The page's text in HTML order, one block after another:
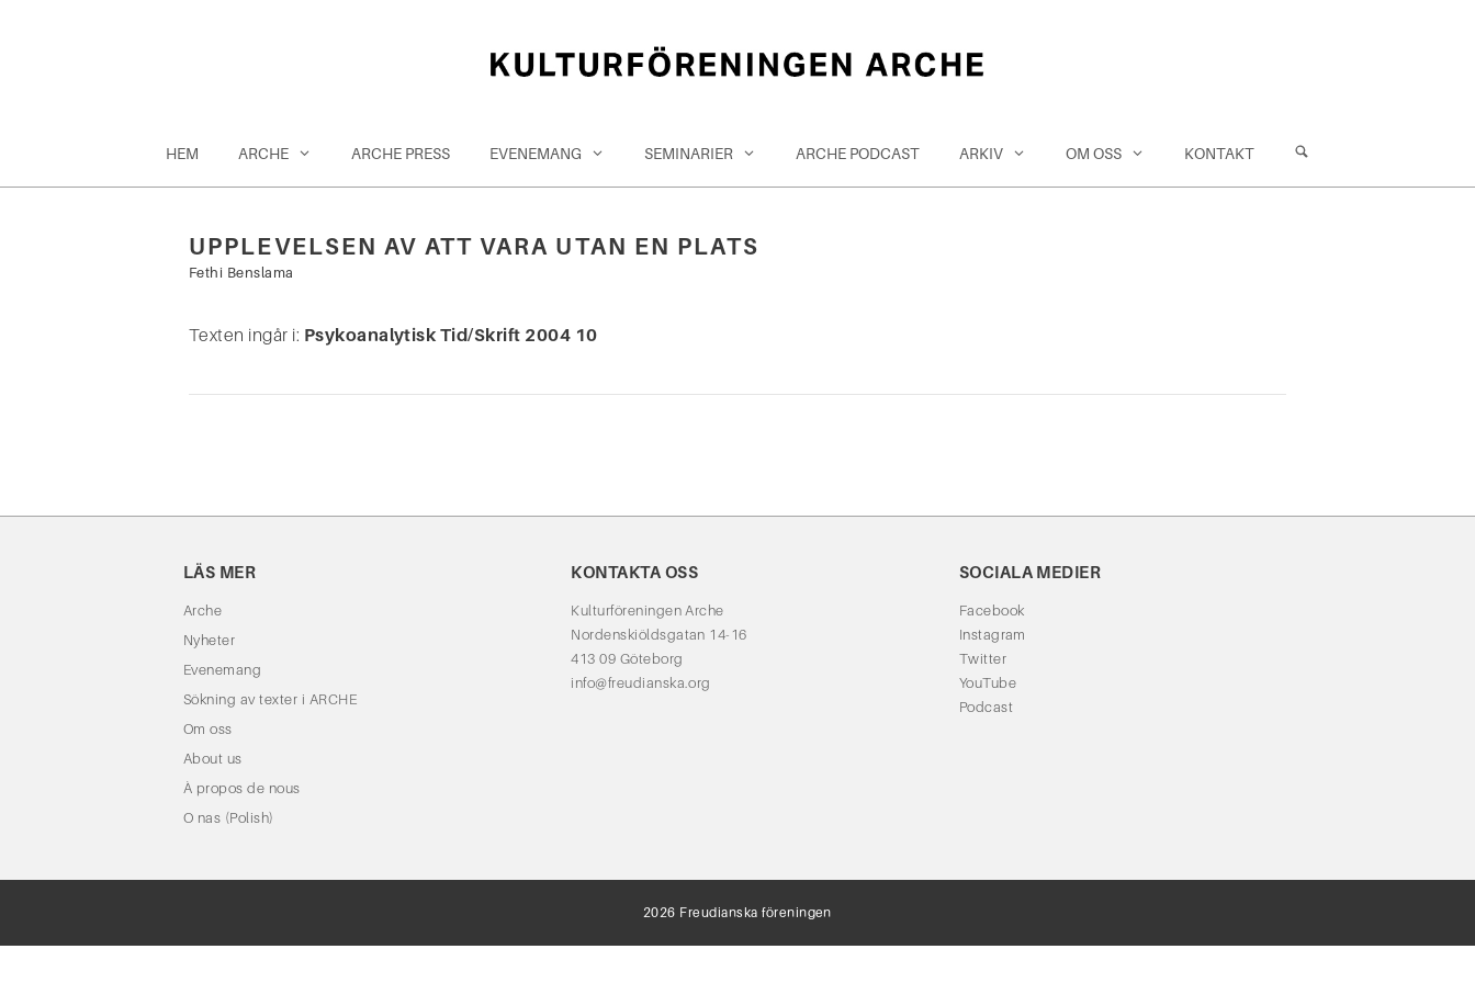
HEM ARCHE ARCHE PRESS EVENEMANG SEMINARIER ARCHE PODCAST ARKIV OM OSS KONTAKT
Sök
UPPLEVELSEN AV ATT VARA UTAN EN PLATS
Fethi Benslama
Texten ingår i: Psykoanalytisk Tid/Skrift 2004 10
LÄS MER
Arche
Nyheter
Evenemang
Sökning av texter i ARCHE
Om oss
About us
À propos de nous
O nas (Polish)
KONTAKTA OSS
Kulturföreningen Arche
Nordenskiöldsgatan 14-16
413 09 Göteborg
info@freudianska.org
SOCIALA MEDIER
Facebook
Instagram
Twitter
YouTube
Podcast
2026 Freudianska föreningen